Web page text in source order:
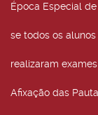
Época Especial
se todos os
realizaram
Afixação das